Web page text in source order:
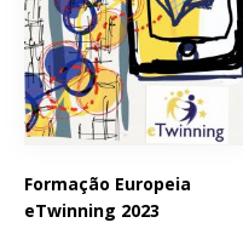
Formação Europeia
eTwinning 2023